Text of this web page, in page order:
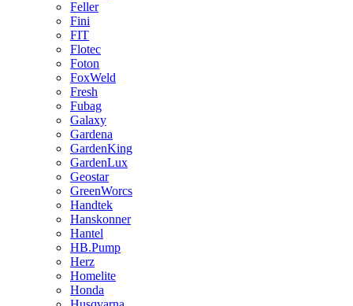
Feller
Fini
FIT
Flotec
Foton
FoxWeld
Fresh
Fubag
Galaxy
Gardena
GardenKing
GardenLux
Geostar
GreenWorcs
Handtek
Hanskonner
Hantel
HB.Pump
Herz
Homelite
Honda